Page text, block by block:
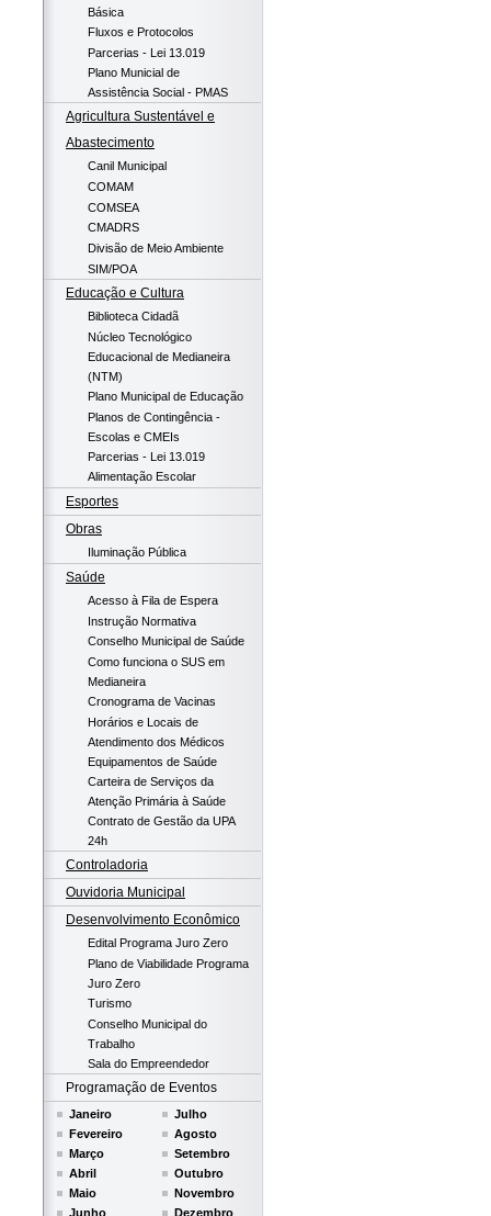
Básica
Fluxos e Protocolos
Parcerias - Lei 13.019
Plano Municial de
Assistência Social - PMAS
Agricultura Sustentável e
Abastecimento
Canil Municipal
COMAM
COMSEA
CMADRS
Divisão de Meio Ambiente
SIM/POA
Educação e Cultura
Biblioteca Cidadã
Núcleo Tecnológico
Educacional de Medianeira
(NTM)
Plano Municipal de Educação
Planos de Contingência -
Escolas e CMEIs
Parcerias - Lei 13.019
Alimentação Escolar
Esportes
Obras
Iluminação Pública
Saúde
Acesso à Fila de Espera
Instrução Normativa
Conselho Municipal de Saúde
Como funciona o SUS em
Medianeira
Cronograma de Vacinas
Horários e Locais de
Atendimento dos Médicos
Equipamentos de Saúde
Carteira de Serviços da
Atenção Primária à Saúde
Contrato de Gestão da UPA
24h
Controladoria
Ouvidoria Municipal
Desenvolvimento Econômico
Edital Programa Juro Zero
Plano de Viabilidade Programa
Juro Zero
Turismo
Conselho Municipal do
Trabalho
Sala do Empreendedor
Programação de Eventos
Janeiro
Fevereiro
Março
Abril
Maio
Junho
Julho
Agosto
Setembro
Outubro
Novembro
Dezembro